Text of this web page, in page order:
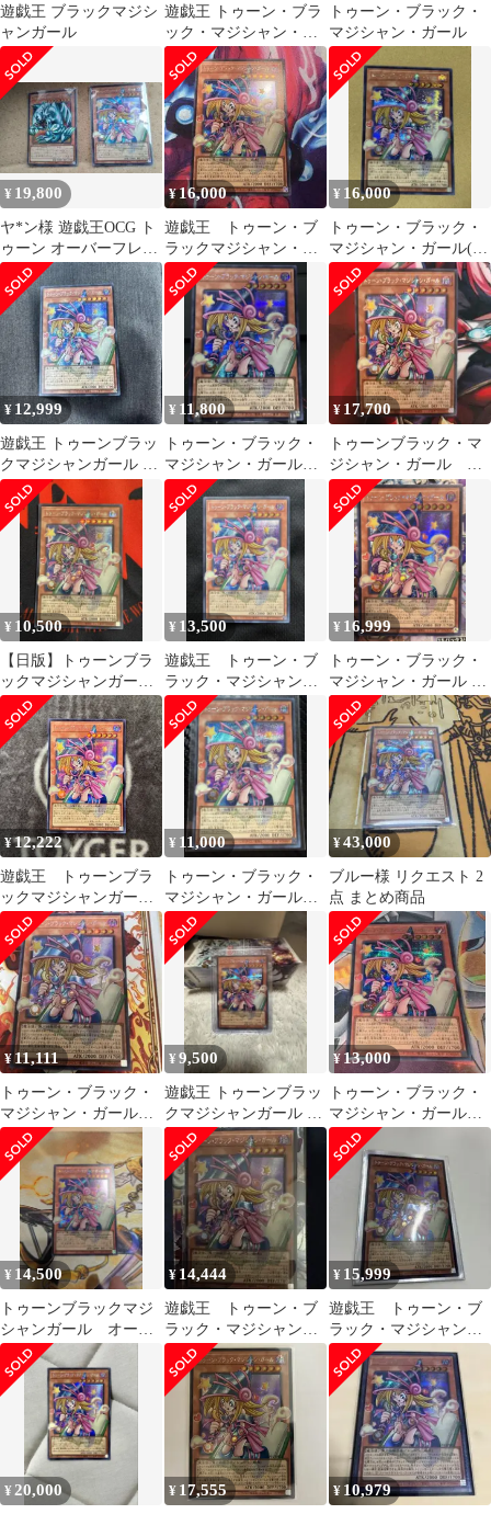
遊戯王 ブラックマジシ
ャンガール
遊戯王 トゥーン・ブラ
ック・マジシャン・ガ
ール オーバーフレーム
シークレット
トゥーン・ブラック・
マジシャン・ガール
¥ 19,800
ヤ*ン様 遊戯王OCG ト
ゥーン オーバーフレー
ムレアシークレットセ
ット
¥16,000
遊戯王 トゥーン・ブ
ラックマジシャン・ガ
ール オーバーフレー
ムシークレット
¥ 16,000
トゥーン・ブラック・
マジシャン・ガール(オ
ーバーフレーム)
¥ 12,999
遊戯王 トゥーンブラッ
クマジシャンガール オ
ーバーフレーム
¥ 11,800
トゥーン・ブラック・
マジシャン・ガール
オーバーフレーム シ
ク 遊戯王 日版
¥ 17,700
トゥーンブラック・マ
ジシャン・ガール オ
ーバーフレーム シー
クレット
¥ 10,500
【日版】トゥーンブラ
ックマジシャンガー
ル オーバーフレーム
シークレット
¥ 13,500
遊戯王 トゥーン・ブ
ラック・マジシャン・
ガール シークレット オ
ーバーフレーム
¥ 16,999
トゥーン・ブラック・
マジシャン・ガール オ
ーバーフレーム シーク
レット
¥12,222
遊戯王 トゥーンブラ
ックマジシャンガー
ル オーバーフレーム
版シークレット1枚
¥ 11,000
トゥーン・ブラック・
マジシャン・ガール
オーバーフレーム シ
ク 遊戯王 日版
¥43,000
ブルー様 リクエスト 2
点 まとめ商品
¥ 11,111
トゥーン・ブラック・
マジシャン・ガール
オーバーフレーム
¥9,500
遊戯王 トゥーンブラッ
クマジシャンガール オ
ーバーフレームシーク
レット
¥ 13,000
トゥーン・ブラック・
マジシャン・ガール
オーバーフレーム シ
ークレット
¥ 14,500
トゥーンブラックマジ
シャンガール オーバ
ーフレームシークレッ
トレア
¥ 14,444
遊戯王 トゥーン・ブ
ラック・マジシャン・
ガール シークレット オ
ーバーフレーム
¥ 15,999
遊戯王 トゥーン・ブ
ラック・マジシャン・
ガール オーバーフレー
ム シークレット
¥20,000 ¥ 17,555 ¥ 10,979